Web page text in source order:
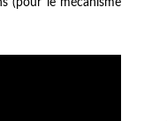
(pour le mécanisme